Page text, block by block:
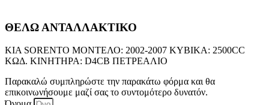
ΘΕΛΩ ΑΝΤΑΛΛΑΚΤΙΚΟ
KIA SORENTO ΜΟΝΤΕΛΟ: 2002-2007 ΚΥΒΙΚΑ: 2500CC
ΚΩΔ. ΚΙΝΗΤΗΡΑ: D4CB ΠΕΤΡΕΑΛΙΟ
Παρακαλώ συμπληρώστε την παρακάτω φόρμα και θα
επικοινωνήσουμε μαζί σας το συντομότερο δυνατόν.